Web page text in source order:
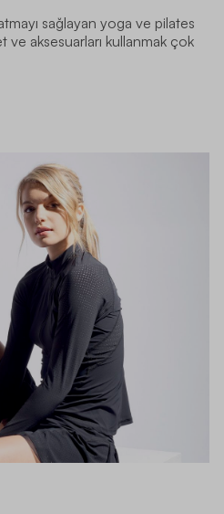
sağlayan yoga ve pilates
aksesuarları kullanmak çok